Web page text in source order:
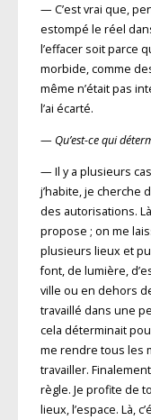
— C’est vrai que,
estompé le réel
l’effacer soit parce
morbide, comme
même n’était pas
l’ai écarté.
— Qu’est-ce qui
— Il y a plusieurs
j’habite, je cherche
des autorisations.
propose ; on me
plusieurs lieux et
font, de lumière,
ville ou en dehors
travaillé dans une
cela déterminait
me rendre tous les
travailler.
règle. Je profite de
lieux, l’espace. Là,